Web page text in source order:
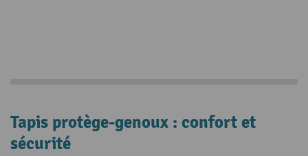
Tapis protège-genoux : confort et
sécurité